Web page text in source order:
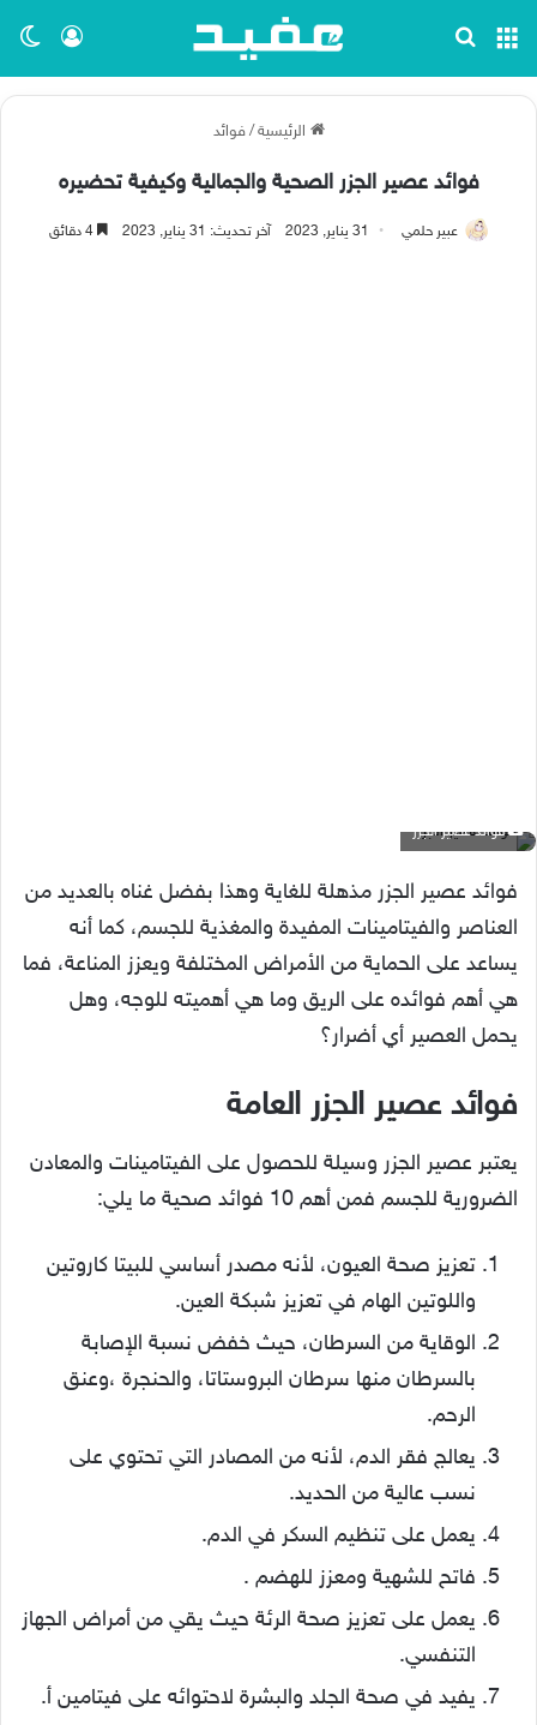
تسجيل القائمة
الرئيسية / فوائد
فوائد عصير الجزر الصحية والجمالية وكيفية تحضيره
عبير حلمي 31 يناير, 2023 آخر تحديث: 31 يناير, 2023 4 دقائق
فوائد عصير الجزر
فوائد عصير الجزر مذهلة للغاية وهذا بفضل غناه بالعديد من
العناصر والفيتامينات المفيدة والمغذية للجسم، كما أنه
يساعد على الحماية من الأمراض المختلفة ويعزز المناعة، فما
هي أهم فوائده على الريق وما هي أهميته للوجه، وهل
يحمل العصير أي أضرار؟
فوائد عصير الجزر العامة
يعتبر عصير الجزر وسيلة للحصول على الفيتامينات والمعادن
الضرورية للجسم فمن أهم 10 فوائد صحية ما يلي:
تعزيز صحة العيون، لأنه مصدر أساسي للبيتا كاروتين
واللوتين الهام في تعزيز شبكة العين.
الوقاية من السرطان، حيث خفض نسبة الإصابة
بالسرطان منها سرطان البروستاتا، والحنجرة ،وعنق
الرحم.
يعالج فقر الدم، لأنه من المصادر التي تحتوي على
نسب عالية من الحديد.
يعمل على تنظيم السكر في الدم.
فاتح للشهية ومعزز للهضم .
يعمل على تعزيز صحة الرئة حيث يقي من أمراض الجهاز
التنفسي.
يفيد في صحة الجلد والبشرة لاحتوائه على فيتامين أ.